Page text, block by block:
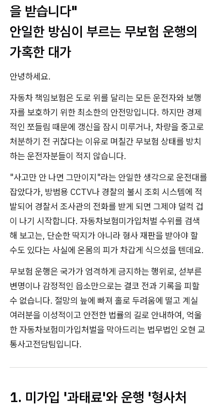
을 받습니다"
안일한 방심이 부르는 무보험 운행의
가혹한 대가
안녕하세요.
자동차 책임보험은 도로 위를 달리는 모든 운전자와 보행
자를 보호하기 위한 최소한의 안전망입니다. 하지만 경제
적인 쪼들림 때문에 갱신을 잠시 미루거나, 차량을 중고로
처분하기 전 귀찮다는 이유로 며칠간 무보험 상태를 방치
하는 운전자분들이 적지 않습니다.
"사고만 안 나면 그만이지"라는 안일한 생각으로 운전대를
잡았다가, 방범용 CCTV나 경찰의 불시 조회 시스템에 적
발되어 경찰서 조사관의 전화를 받게 되면 그제야 덜컥 겁
이 나기 시작합니다. 자동차보험미가입처벌 수위를 검색
해 보고는, 단순한 딱지가 아니라 형사 재판을 받아야 할
수도 있다는 사실에 온몸의 피가 차갑게 식으셨을 텐데요.
무보험 운행은 국가가 엄격하게 금지하는 행위로, 섣부른
변명이나 감정적인 읍소만으로는 결코 전과 기록을 피할
수 없습니다. 절망의 늪에 빠져 홀로 두려움에 떨고 계실
여러분을 이성적이고 안전한 법률의 길로 안내하여, 억울
한 자동차보험미가입처벌을 막아드리는 법무법인 오현 교
통사고전담팀입니다.
1. 미가입 '과태료'와 운행 '형사처